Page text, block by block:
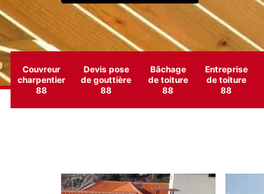
Couvreur
charpentier
88
Devis pose
de gouttière
88
Bâchage
de toiture
88
Entreprise
de toiture
88